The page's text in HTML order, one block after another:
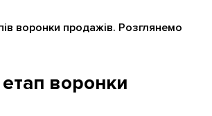
воронки продажів. Розглянемо
воронки